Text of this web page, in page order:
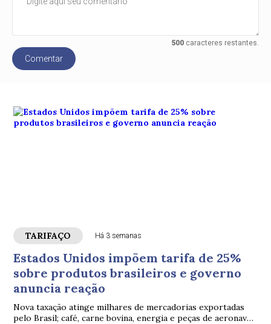
500caracteres restantes.
Comentar
TARIFAÇO Há 3 semanas
Estados Unidos impõem tarifa de 25%
sobre produtos brasileiros e governo
anuncia reação
Nova taxação atinge milhares de mercadorias exportadas
pelo Brasil; café, carne bovina, energia e peças de aeronaves